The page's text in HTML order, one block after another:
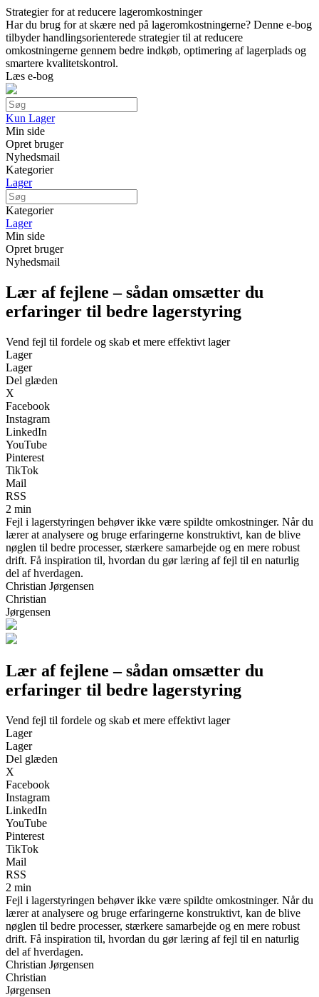
Strategier for at reducere lageromkostninger
Har du brug for at skære ned på lageromkostningerne? Denne e-bog
tilbyder handlingsorienterede strategier til at reducere
omkostningerne gennem bedre indkøb, optimering af lagerplads og
smartere kvalitetskontrol.
Læs e-bog
Kun Lager
Min side
Opret bruger
Nyhedsmail
Kategorier
Lager
Kategorier
Lager
Min side
Opret bruger
Nyhedsmail
Lær af fejlene – sådan omsætter du
erfaringer til bedre lagerstyring
Vend fejl til fordele og skab et mere effektivt lager
Lager
Lager
Del glæden
X
Facebook
Instagram
LinkedIn
YouTube
Pinterest
TikTok
Mail
RSS
2 min
Fejl i lagerstyringen behøver ikke være spildte omkostninger. Når du
lærer at analysere og bruge erfaringerne konstruktivt, kan de blive
nøglen til bedre processer, stærkere samarbejde og en mere robust
drift. Få inspiration til, hvordan du gør læring af fejl til en naturlig
del af hverdagen.
Christian Jørgensen
Christian
Jørgensen
Lær af fejlene – sådan omsætter du
erfaringer til bedre lagerstyring
Vend fejl til fordele og skab et mere effektivt lager
Lager
Lager
Del glæden
X
Facebook
Instagram
LinkedIn
YouTube
Pinterest
TikTok
Mail
RSS
2 min
Fejl i lagerstyringen behøver ikke være spildte omkostninger. Når du
lærer at analysere og bruge erfaringerne konstruktivt, kan de blive
nøglen til bedre processer, stærkere samarbejde og en mere robust
drift. Få inspiration til, hvordan du gør læring af fejl til en naturlig
del af hverdagen.
Christian Jørgensen
Christian
Jørgensen